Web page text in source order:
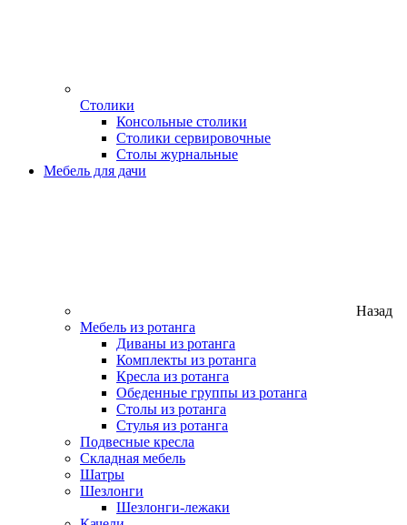
Столики
Консольные столики
Столики сервировочные
Столы журнальные
Мебель для дачи
Назад
Мебель из ротанга
Диваны из ротанга
Комплекты из ротанга
Кресла из ротанга
Обеденные группы из ротанга
Столы из ротанга
Стулья из ротанга
Подвесные кресла
Складная мебель
Шатры
Шезлонги
Шезлонги-лежаки